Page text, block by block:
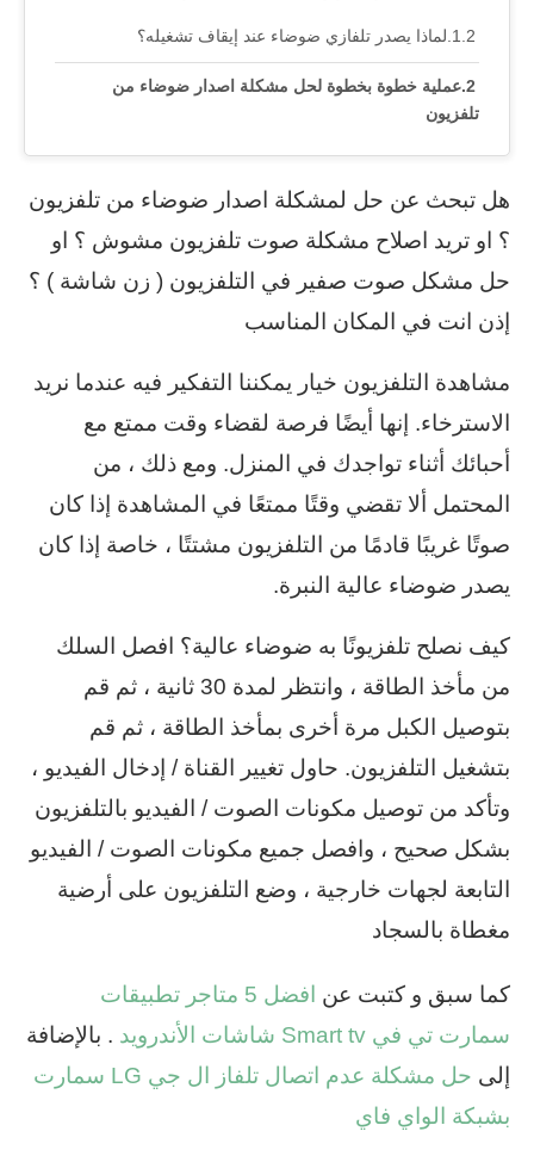
لماذا يصدر تلفازي ضوضاء عند إيقاف تشغيله؟
عملية خطوة بخطوة لحل مشكلة اصدار ضوضاء من
تلفزيون
هل تبحث عن حل لمشكلة اصدار ضوضاء من تلفزيون
؟ او تريد اصلاح مشكلة صوت تلفزيون مشوش ؟ او
حل مشكل صوت صفير في التلفزيون ( زن شاشة ) ؟
إذن انت في المكان المناسب
مشاهدة التلفزيون خيار يمكننا التفكير فيه عندما نريد
الاسترخاء. إنها أيضًا فرصة لقضاء وقت ممتع مع
أحبائك أثناء تواجدك في المنزل. ومع ذلك ، من
المحتمل ألا تقضي وقتًا ممتعًا في المشاهدة إذا كان
صوتًا غريبًا قادمًا من التلفزيون مشتتًا ، خاصة إذا كان
يصدر ضوضاء عالية النبرة.
كيف نصلح تلفزيونًا به ضوضاء عالية؟ افصل السلك
من مأخذ الطاقة ، وانتظر لمدة 30 ثانية ، ثم قم
بتوصيل الكبل مرة أخرى بمأخذ الطاقة ، ثم قم
بتشغيل التلفزيون. حاول تغيير القناة / إدخال الفيديو ،
وتأكد من توصيل مكونات الصوت / الفيديو بالتلفزيون
بشكل صحيح ، وافصل جميع مكونات الصوت / الفيديو
التابعة لجهات خارجية ، وضع التلفزيون على أرضية
مغطاة بالسجاد
كما سبق و كتبت عن
افضل 5 متاجر تطبيقات
سمارت تي في Smart tv شاشات الأندرويد
. بالإضافة
إلى
حل مشكلة عدم اتصال تلفاز ال جي LG سمارت
بشبكة الواي فاي